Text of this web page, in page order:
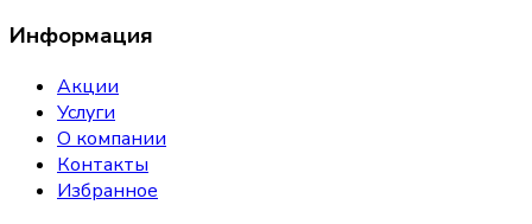
Информация
Акции
Услуги
О компании
Контакты
Избранное